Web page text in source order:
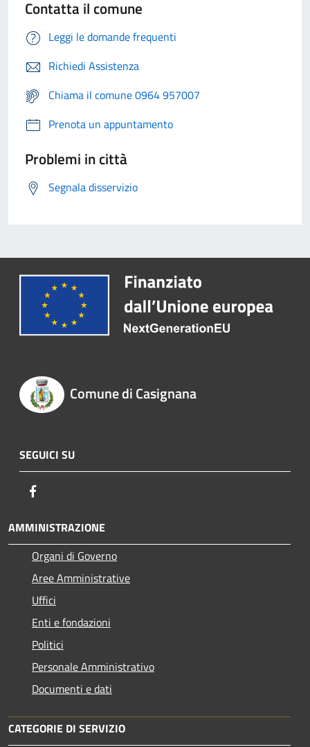
Contatta il comune
Leggi le domande frequenti
Richiedi Assistenza
Chiama il comune 0964 957007
Prenota un appuntamento
Problemi in città
Segnala disservizio
Comune di Casignana
SEGUICI SU
AMMINISTRAZIONE
Organi di Governo
Aree Amministrative
Uffici
Enti e fondazioni
Politici
Personale Amministrativo
Documenti e dati
CATEGORIE DI SERVIZIO